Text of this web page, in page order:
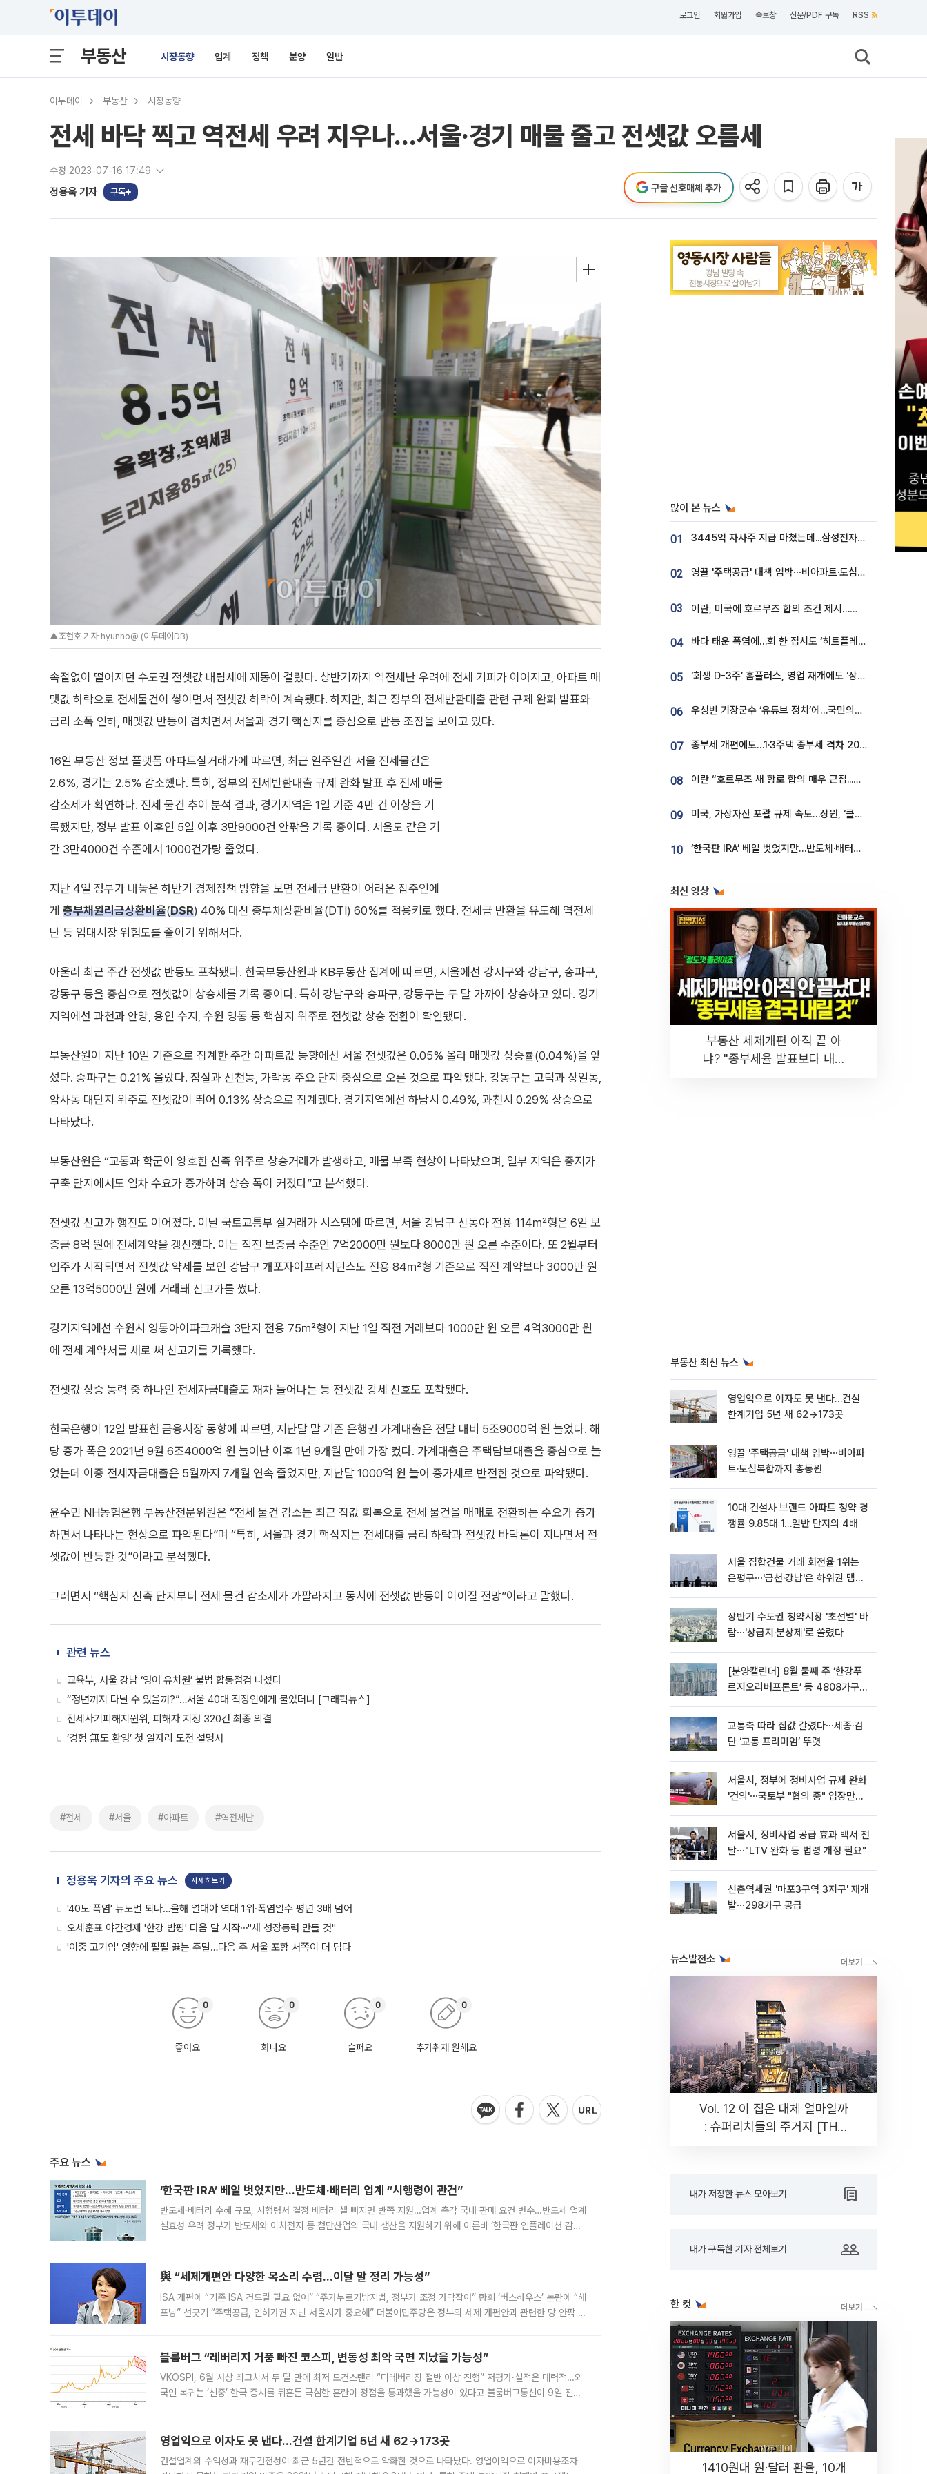
로그인 회원가입 속보창 신문/PDF 구독 RSS
부동산 시장동향 업계 정책 분양 일반
이투데이 부동산 시장동향
전세 바닥 찍고 역전세 우려 지우나…서울·경기 매물 줄고 전셋값 오름세
수정 2023-07-16 17:49
정용욱 기자 구독 구글 선호매체 추가
▲조현호 기자 hyunho@ (이투데이DB)
속절없이 떨어지던 수도권 전셋값 내림세에 제동이 걸렸다. 상반기까지 역전세난 우려에 전세 기피가 이어지고, 아파트 매
맷값 하락으로 전세물건이 쌓이면서 전셋값 하락이 계속됐다. 하지만, 최근 정부의 전세반환대출 관련 규제 완화 발표와
금리 소폭 인하, 매맷값 반등이 겹치면서 서울과 경기 핵심지를 중심으로 반등 조짐을 보이고 있다.
16일 부동산 정보 플랫폼 아파트실거래가에 따르면, 최근 일주일간 서울 전세물건은
2.6%, 경기는 2.5% 감소했다. 특히, 정부의 전세반환대출 규제 완화 발표 후 전세 매물
감소세가 확연하다. 전세 물건 추이 분석 결과, 경기지역은 1일 기준 4만 건 이상을 기
록했지만, 정부 발표 이후인 5일 이후 3만9000건 안팎을 기록 중이다. 서울도 같은 기
간 3만4000건 수준에서 1000건가량 줄었다.
지난 4일 정부가 내놓은 하반기 경제정책 방향을 보면 전세금 반환이 어려운 집주인에
게 총부채원리금상환비율(DSR) 40% 대신 총부채상환비율(DTI) 60%를 적용키로 했다. 전세금 반환을 유도해 역전세
난 등 임대시장 위험도를 줄이기 위해서다.
아울러 최근 주간 전셋값 반등도 포착됐다. 한국부동산원과 KB부동산 집계에 따르면, 서울에선 강서구와 강남구, 송파구,
강동구 등을 중심으로 전셋값이 상승세를 기록 중이다. 특히 강남구와 송파구, 강동구는 두 달 가까이 상승하고 있다. 경기
지역에선 과천과 안양, 용인 수지, 수원 영통 등 핵심지 위주로 전셋값 상승 전환이 확인됐다.
부동산원이 지난 10일 기준으로 집계한 주간 아파트값 동향에선 서울 전셋값은 0.05% 올라 매맷값 상승률(0.04%)을 앞
섰다. 송파구는 0.21% 올랐다. 잠실과 신천동, 가락동 주요 단지 중심으로 오른 것으로 파악됐다. 강동구는 고덕과 상일동,
암사동 대단지 위주로 전셋값이 뛰어 0.13% 상승으로 집계됐다. 경기지역에선 하남시 0.49%, 과천시 0.29% 상승으로
나타났다.
부동산원은 “교통과 학군이 양호한 신축 위주로 상승거래가 발생하고, 매물 부족 현상이 나타났으며, 일부 지역은 중저가
구축 단지에서도 임차 수요가 증가하며 상승 폭이 커졌다”고 분석했다.
전셋값 신고가 행진도 이어졌다. 이날 국토교통부 실거래가 시스템에 따르면, 서울 강남구 신동아 전용 114㎡형은 6일 보
증금 8억 원에 전세계약을 갱신했다. 이는 직전 보증금 수준인 7억2000만 원보다 8000만 원 오른 수준이다. 또 2월부터
입주가 시작되면서 전셋값 약세를 보인 강남구 개포자이프레지던스도 전용 84㎡형 기준으로 직전 계약보다 3000만 원
오른 13억5000만 원에 거래돼 신고가를 썼다.
경기지역에선 수원시 영통아이파크캐슬 3단지 전용 75㎡형이 지난 1일 직전 거래보다 1000만 원 오른 4억3000만 원
에 전세 계약서를 새로 써 신고가를 기록했다.
전셋값 상승 동력 중 하나인 전세자금대출도 재차 늘어나는 등 전셋값 강세 신호도 포착됐다.
한국은행이 12일 발표한 금융시장 동향에 따르면, 지난달 말 기준 은행권 가계대출은 전달 대비 5조9000억 원 늘었다. 해
당 증가 폭은 2021년 9월 6조4000억 원 늘어난 이후 1년 9개월 만에 가장 컸다. 가계대출은 주택담보대출을 중심으로 늘
었는데 이중 전세자금대출은 5월까지 7개월 연속 줄었지만, 지난달 1000억 원 늘어 증가세로 반전한 것으로 파악됐다.
윤수민 NH농협은행 부동산전문위원은 “전세 물건 감소는 최근 집값 회복으로 전세 물건을 매매로 전환하는 수요가 증가
하면서 나타나는 현상으로 파악된다”며 “특히, 서울과 경기 핵심지는 전세대출 금리 하락과 전셋값 바닥론이 지나면서 전
셋값이 반등한 것”이라고 분석했다.
그러면서 “핵심지 신축 단지부터 전세 물건 감소세가 가팔라지고 동시에 전셋값 반등이 이어질 전망”이라고 말했다.
관련 뉴스
교육부, 서울 강남 ‘영어 유치원’ 불법 합동점검 나섰다
“정년까지 다닐 수 있을까?”…서울 40대 직장인에게 물었더니 [그래픽뉴스]
전세사기피해지원위, 피해자 지정 320건 최종 의결
‘경험 無도 환영’ 첫 일자리 도전 설명서
#전세 #서울 #아파트 #역전세난
정용욱 기자의 주요 뉴스 자세히보기
'40도 폭염' 뉴노멀 되나…올해 열대야 역대 1위·폭염일수 평년 3배 넘어
오세훈표 야간경제 '한강 밤핑' 다음 달 시작⋯"새 성장동력 만들 것"
'이중 고기압' 영향에 펄펄 끓는 주말…다음 주 서울 포함 서쪽이 더 덥다
좋아요
0
화나요
0
슬퍼요
0
추가취재 원해요
0
주요 뉴스
‘한국판 IRA’ 베일 벗었지만…반도체·배터리 업계 “시행령이 관건”
반도체·배터리 수혜 규모, 시행령서 결정 배터리 셀 빠지면 반쪽 지원…업계 촉각 국내 판매 요건 변수…반도체 업계
실효성 우려 정부가 반도체와 이차전지 등 첨단산업의 국내 생산을 지원하기 위해 이른바 ‘한국판 인플레이션 감축
與 “세제개편안 다양한 목소리 수렴…이달 말 정리 가능성”
ISA 개편에 “기존 ISA 건드릴 필요 없어” “주가누르기방지법, 정부가 조정 가닥잡아” 황희 ‘버스하우스’ 논란에 “해
프닝” 선긋기 “주택공급, 인허가권 지닌 서울시가 중요해” 더불어민주당은 정부의 세제 개편안과 관련한 당 안팎 의
블룸버그 “레버리지 거품 빠진 코스피, 변동성 최악 국면 지났을 가능성”
VKOSPI, 6월 사상 최고치서 두 달 만에 최저 모건스탠리 “디레버리징 절반 이상 진행” 저평가·실적은 매력적…외
국인 복귀는 ‘신중’ 한국 증시를 뒤흔든 극심한 혼란이 정점을 통과했을 가능성이 있다고 블룸버그통신이 9일 진단
영업익으로 이자도 못 낸다…건설 한계기업 5년 새 62→173곳
건설업계의 수익성과 재무건전성이 최근 5년간 전반적으로 악화한 것으로 나타났다. 영업이익으로 이자비용조차
많이 본 뉴스
01 3445억 자사주 지급 마쳤는데...삼성전자 DX노조, 뒤늦은 '떼쓰기 집회'
02 영끌 '주택공급' 대책 임박⋯비아파트·도심복합까지 총동원
03 이란, 미국에 호르무즈 합의 조건 제시…美 “경기 아직 안 끝나” [종합]
04 바다 태운 폭염에…회 한 접시도 ‘히트플레이션’
05 ‘회생 D-3주’ 홈플러스, 영업 재개에도 ‘상품 공급망’ 복구가 생존 관건
06 우성빈 기장군수 ‘유튜브 정치’에…국민의힘 군의원들 집단 반발
07 종부세 개편에도…1·3주택 종부세 격차 2028년부터 확대
08 이란 “호르무즈 새 항로 합의 매우 근접...미국 배상 먼저”
09 미국, 가상자산 포괄 규제 속도…상원, ‘클래리티법’ 9월 절차투표 추진
10 ‘한국판 IRA’ 베일 벗었지만…반도체·배터리 업계 “시행령이 관건”
최신 영상
부동산 세제개편 아직 끝 아
냐? "종부세율 발표보다 내릴
부동산 최신 뉴스
영업익으로 이자도 못 낸다…건설
한계기업 5년 새 62→173곳
영끌 '주택공급' 대책 임박⋯비아파
트·도심복합까지 총동원
10대 건설사 브랜드 아파트 청약 경
쟁률 9.85대 1…일반 단지의 4배
서울 집합건물 거래 회전율 1위는
은평구⋯'금천·강남'은 하위권 맴돌
상반기 수도권 청약시장 '초선별' 바
람⋯'상급지·분상제'로 쏠렸다
[분양캘린더] 8월 둘째 주 ‘한강푸
르지오리버프론트’ 등 4808가구
교통축 따라 집값 갈렸다⋯세종·검
단 ‘교통 프리미엄’ 뚜렷
서울시, 정부에 정비사업 규제 완화
'건의'⋯국토부 "협의 중" 입장만
서울시, 정비사업 공급 효과 백서 전
달⋯"LTV 완화 등 법령 개정 필요"
신촌역세권 '마포3구역 3지구' 재개
발⋯298가구 공급
뉴스발전소
Vol. 12 이 집은 대체 얼마일까
: 슈퍼리치들의 주거지 [THE
내가 저장한 뉴스 모아보기
내가 구독한 기자 전체보기
한 컷
1410원대 원·달러 환율, 10개